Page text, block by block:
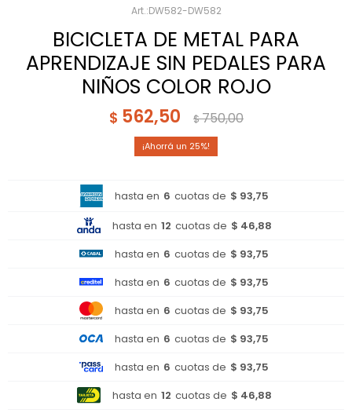
DW582-DW582
BICICLETA DE METAL PARA
APRENDIZAJE SIN PEDALES PARA
NIÑOS COLOR ROJO
$ 562,50 $750,00
25
hasta en 6 cuotas de $ 93,75
hasta en 12 cuotas de $ 46,88
hasta en 6 cuotas de $ 93,75
hasta en 6 cuotas de $ 93,75
hasta en 6 cuotas de $ 93,75
hasta en 6 cuotas de $ 93,75
hasta en 6 cuotas de $ 93,75
hasta en 12 cuotas de $ 46,88